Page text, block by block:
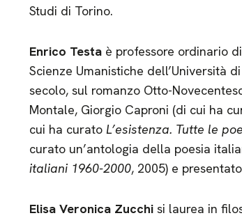
Studi di Torino.
Enrico Testaè professore ordinario
Scienze Umanistiche dell’Università
secolo, sul romanzo Otto-
Montale, Giorgio Caproni (di cui ha
cui ha curato L’esistenza. Tutte le
curato un’antologia della poesia
italiani 1960-2000, 2005) e
Elisa Veronica Zucchisi laurea in